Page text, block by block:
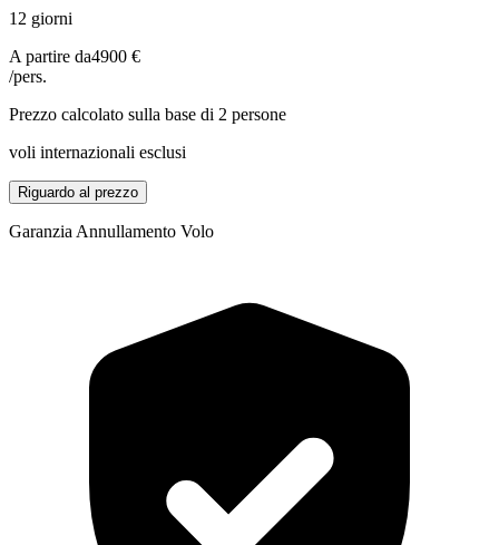
12 giorni
A partire da4900 €
/pers.
Prezzo calcolato sulla base di 2 persone
voli internazionali esclusi
Riguardo al prezzo
Garanzia Annullamento Volo